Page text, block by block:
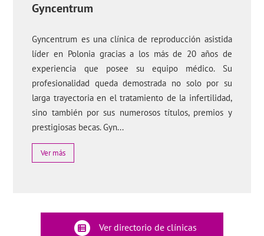
Gyncentrum
Gyncentrum es una clínica de reproducción asistida
líder en Polonia gracias a los más de 20 años de
experiencia que posee su equipo médico. Su
profesionalidad queda demostrada no solo por su
larga trayectoria en el tratamiento de la infertilidad,
sino también por sus numerosos títulos, premios y
prestigiosas becas. Gyn...
Ver más
Ver directorio de clínicas